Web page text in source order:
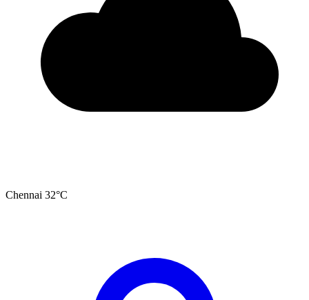
Chennai 32°C